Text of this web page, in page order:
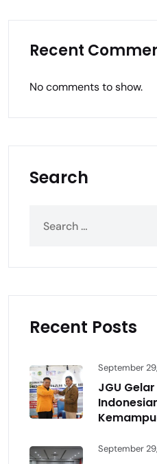
Recent
No comments to show.
Search
Recent Posts
September
JGU
September